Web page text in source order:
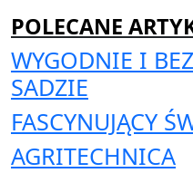
POLECANE
WYGODNIE I
SADZIE
FASCYNUJĄCY
AGRITECHNICA